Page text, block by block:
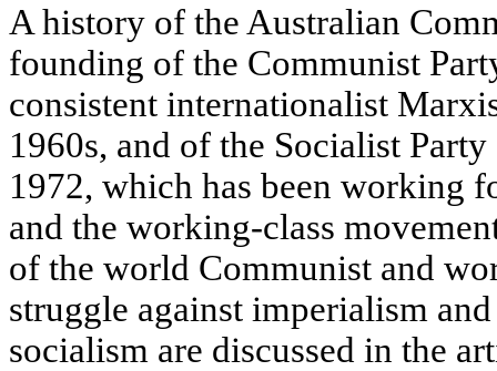
A history of the Australian
founding of the Communist
consistent internationalist
1960s, and of the Socialist
1972, which has been working
and the working-class
of the world Communist and
struggle against imperialism
socialism are discussed in the